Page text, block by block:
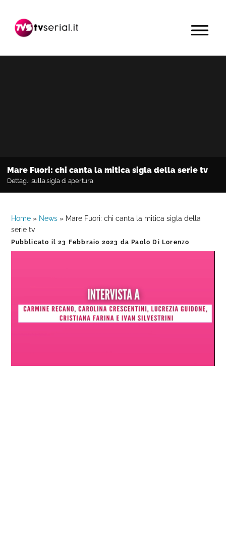
navigazione
contenuto
barra
primaria
MENU
Mare Fuori: chi canta la mitica sigla della serie tv
Dettagli sulla sigla di apertura
Home » News » Mare Fuori: chi canta la mitica sigla della
serie tv
Pubblicato il23 Febbraio 2023 da Paolo Di Lorenzo
0%
0%